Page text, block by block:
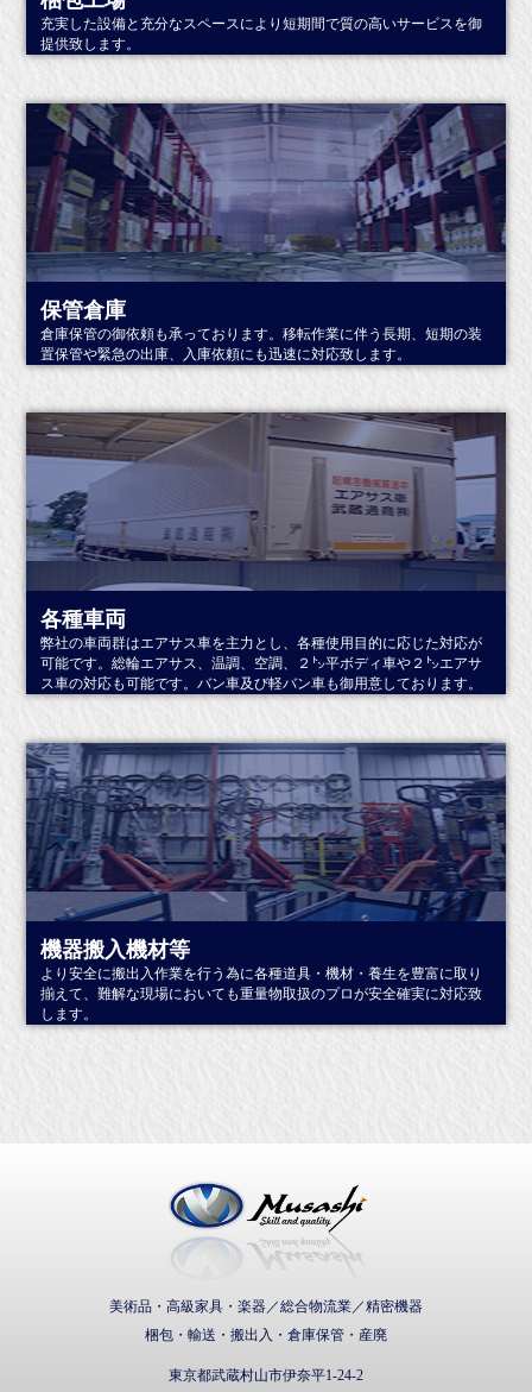
充実した設備と充分なスペースにより短期間で質の高いサービスを御
提供致します。
詳しくはこちら
保管倉庫
倉庫保管の御依頼も承っております。移転作業に伴う長期、短期の装
置保管や緊急の出庫、入庫依頼にも迅速に対応致します。
詳しくはこちら
各種車両
弊社の車両群はエアサス車を主力とし、各種使用目的に応じた対応が
可能です。総輪エアサス、温調、空調、２㌧平ボディ車や２㌧エアサ
ス車の対応も可能です。バン車及び軽バン車も御用意しております。
詳しくはこちら
機器搬入機材等
より安全に搬出入作業を行う為に各種道具・機材・養生を豊富に取り
揃えて、難解な現場においても重量物取扱のプロが安全確実に対応致
します。
美術品・高級家具・楽器／総合物流業／精密機器
梱包・輸送・搬出入・倉庫保管・産廃
東京都武蔵村山市伊奈平1-24-2